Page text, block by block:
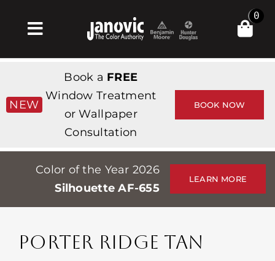
Toggle
Navigation
Products & Services
Κατάστημα
Professionals
Stores
Εκδηλώσεις
0
NEW
Book a FREE
Window Treatment
or Wallpaper
Consultation
BOOK NOW
Color of the Year 2026
Silhouette AF-655
LEARN MORE
PORTER RIDGE TAN